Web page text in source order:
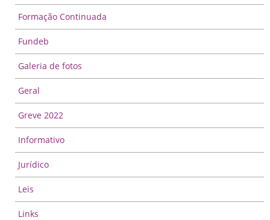
Formação Continuada
Fundeb
Galeria de fotos
Geral
Greve 2022
Informativo
Jurídico
Leis
Links